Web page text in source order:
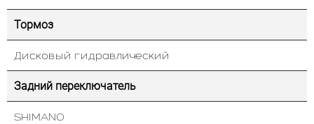
Тормоз
Дисковый гидравлический
Задний переключатель
SHIMANO